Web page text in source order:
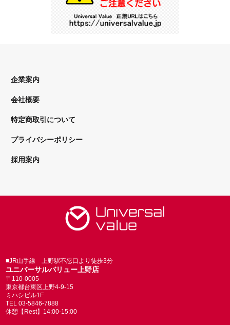
企業案内
会社概要
特定商取引について
プライバシーポリシー
採用案内
■JR山手線 上野駅不忍口より徒歩3分
ユニバーサルバリュー上野店
〒110-0005
東京都台東区上野4-9-15
ミハシビル1F
TEL 03-5846-7888
休憩【Rest】14:00-15:00